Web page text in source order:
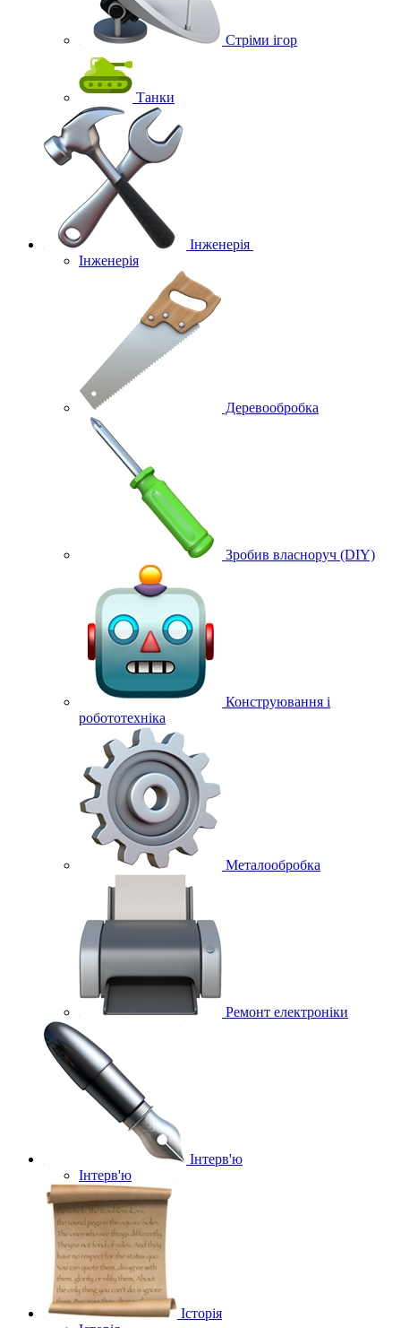
Стріми ігор
Танки
Інженерія
Інженерія
Деревообробка
Зробив власноруч (DIY)
Конструювання і
робототехніка
Металообробка
Ремонт електроніки
Інтерв'ю
Інтерв'ю
Історія